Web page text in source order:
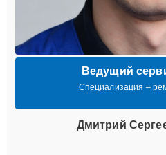
Ведущий
Специализация –
Дмитрий